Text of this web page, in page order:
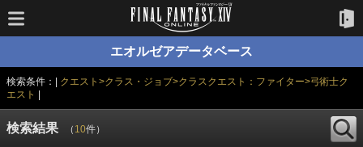
エオルゼアデータベース
検索条件：| クエスト>クラス・ジョブ>クラスクエスト：ファイター>弓術士ク
エスト
検索結果 （ 10件）